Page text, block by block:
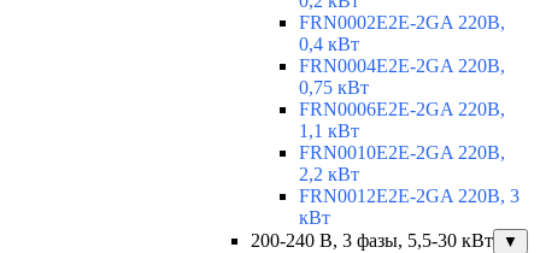
FRN0002E2E-2GA 220В,
0,4 кВт
FRN0004E2E-2GA 220В,
0,75 кВт
FRN0006E2E-2GA 220В,
1,1 кВт
FRN0010E2E-2GA 220В,
2,2 кВт
FRN0012E2E-2GA 220В, 3
кВт
200-240 В, 3 фазы, 5,5-30 кВт
▼